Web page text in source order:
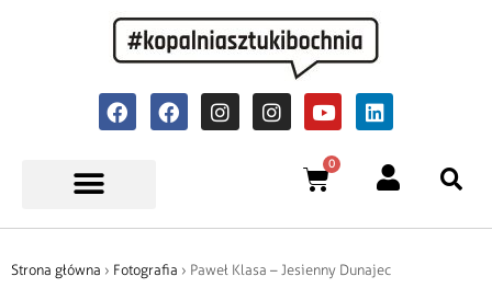
0
Strona główna › Fotografia › Paweł Klasa – Jesienny Dunajec